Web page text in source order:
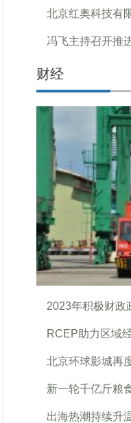
北京红奥科技有
冯飞主持召开推
财经
2023年积极财政
RCEP助力区域
北京环球影城再
新一轮千亿斤粮
出海热潮持续升